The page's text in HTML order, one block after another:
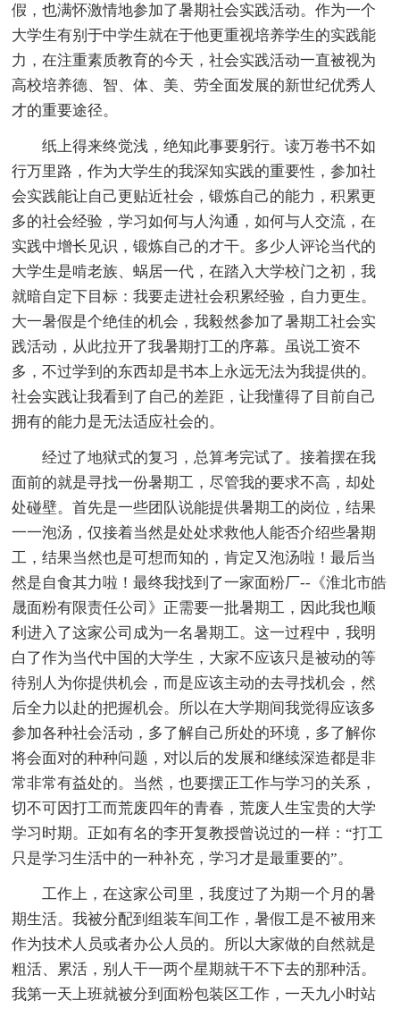
假，也满怀激情地参加了暑期社会实践活动。作为一个
大学生有别于中学生就在于他更重视培养学生的实践能
力，在注重素质教育的今天，社会实践活动一直被视为
高校培养德、智、体、美、劳全面发展的新世纪优秀人
才的重要途径。
纸上得来终觉浅，绝知此事要躬行。读万卷书不如
行万里路，作为大学生的我深知实践的重要性，参加社
会实践能让自己更贴近社会，锻炼自己的能力，积累更
多的社会经验，学习如何与人沟通，如何与人交流，在
实践中增长见识，锻炼自己的才干。多少人评论当代的
大学生是啃老族、蜗居一代，在踏入大学校门之初，我
就暗自定下目标：我要走进社会积累经验，自力更生。
大一暑假是个绝佳的机会，我毅然参加了暑期工社会实
践活动，从此拉开了我暑期打工的序幕。虽说工资不
多，不过学到的东西却是书本上永远无法为我提供的。
社会实践让我看到了自己的差距，让我懂得了目前自己
拥有的能力是无法适应社会的。
经过了地狱式的复习，总算考完试了。接着摆在我
面前的就是寻找一份暑期工，尽管我的要求不高，却处
处碰壁。首先是一些团队说能提供暑期工的岗位，结果
一一泡汤，仅接着当然是处处求救他人能否介绍些暑期
工，结果当然也是可想而知的，肯定又泡汤啦！最后当
然是自食其力啦！最终我找到了一家面粉厂--《淮北市皓
晟面粉有限责任公司》正需要一批暑期工，因此我也顺
利进入了这家公司成为一名暑期工。这一过程中，我明
白了作为当代中国的大学生，大家不应该只是被动的等
待别人为你提供机会，而是应该主动的去寻找机会，然
后全力以赴的把握机会。所以在大学期间我觉得应该多
参加各种社会活动，多了解自己所处的环境，多了解你
将会面对的种种问题，对以后的发展和继续深造都是非
常非常有益处的。当然，也要摆正工作与学习的关系，
切不可因打工而荒废四年的青春，荒废人生宝贵的大学
学习时期。正如有名的李开复教授曾说过的一样：“打工
只是学习生活中的一种补充，学习才是最重要的”。
工作上，在这家公司里，我度过了为期一个月的暑
期生活。我被分配到组装车间工作，暑假工是不被用来
作为技术人员或者办公人员的。所以大家做的自然就是
粗活、累活，别人干一两个星期就干不下去的那种活。
我第一天上班就被分到面粉包装区工作，一天九小时站